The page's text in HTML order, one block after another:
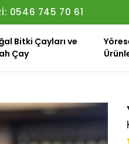
0546 745 70 61
Bitki Çayları ve
Çay